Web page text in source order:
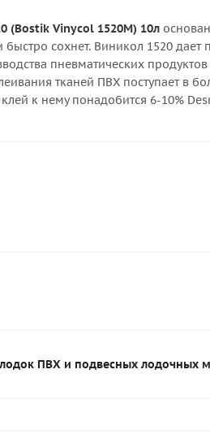
(Bostik Vinycol 1520М) 10л
быстро сохнет. Виникол 1520
пневматических
тканей ПВХ поступает в
к нему понадобится 6-10%
ПВХ и подвесных лодочных